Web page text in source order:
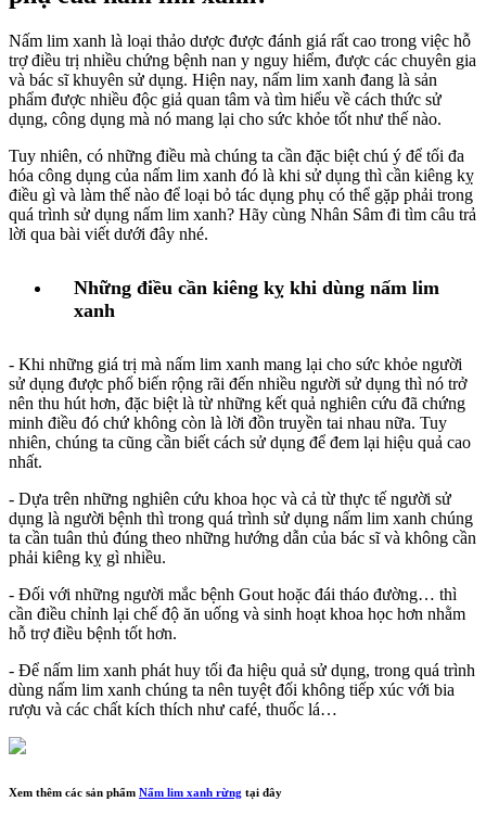
Nấm lim xanh là loại thảo dược được đánh giá rất cao trong việc hỗ
trợ điều trị nhiều chứng bệnh nan y nguy hiểm, được các chuyên gia
và bác sĩ khuyên sử dụng. Hiện nay, nấm lim xanh đang là sản
phẩm được nhiều độc giả quan tâm và tìm hiểu về cách thức sử
dụng, công dụng mà nó mang lại cho sức khỏe tốt như thế nào.
Tuy nhiên, có những điều mà chúng ta cần đặc biệt chú ý để tối đa
hóa công dụng của nấm lim xanh đó là khi sử dụng thì cần kiêng kỵ
điều gì và làm thế nào để loại bỏ tác dụng phụ có thể gặp phải trong
quá trình sử dụng nấm lim xanh? Hãy cùng Nhân Sâm đi tìm câu trả
lời qua bài viết dưới đây nhé.
Những điều cần kiêng kỵ khi dùng nấm lim
xanh
- Khi những giá trị mà nấm lim xanh mang lại cho sức khỏe người
sử dụng được phổ biến rộng rãi đến nhiều người sử dụng thì nó trở
nên thu hút hơn, đặc biệt là từ những kết quả nghiên cứu đã chứng
minh điều đó chứ không còn là lời đồn truyền tai nhau nữa. Tuy
nhiên, chúng ta cũng cần biết cách sử dụng để đem lại hiệu quả cao
nhất.
- Dựa trên những nghiên cứu khoa học và cả từ thực tế người sử
dụng là người bệnh thì trong quá trình sử dụng nấm lim xanh chúng
ta cần tuân thủ đúng theo những hướng dẫn của bác sĩ và không cần
phải kiêng kỵ gì nhiều.
- Đối với những người mắc bệnh Gout hoặc đái tháo đường… thì
cần điều chỉnh lại chế độ ăn uống và sinh hoạt khoa học hơn nhằm
hỗ trợ điều bệnh tốt hơn.
- Để nấm lim xanh phát huy tối đa hiệu quả sử dụng, trong quá trình
dùng nấm lim xanh chúng ta nên tuyệt đối không tiếp xúc với bia
rượu và các chất kích thích như café, thuốc lá…
Xem thêm các sản phẩm Nấm lim xanh rừng tại đây